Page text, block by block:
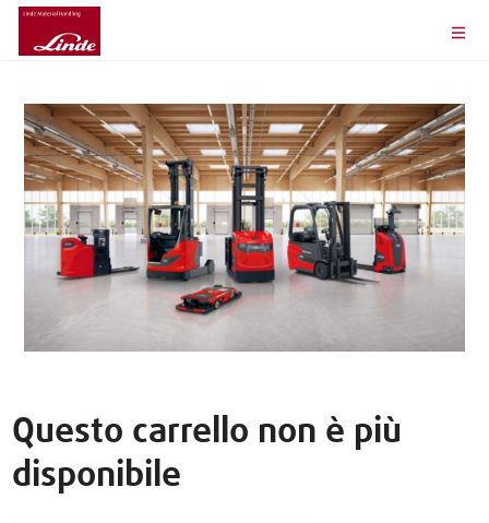
Questo carrello non è più
disponibile